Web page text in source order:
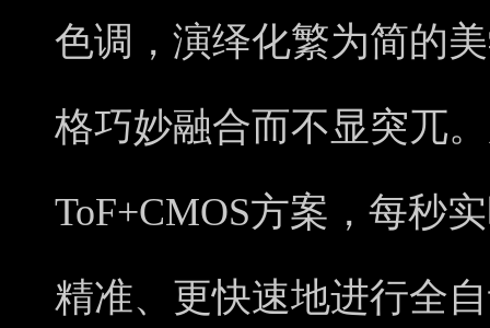
色调，演绎化繁为简的
格巧妙融合而不显突兀
ToF+CMOS方案，每秒
精准、更快速地进行全